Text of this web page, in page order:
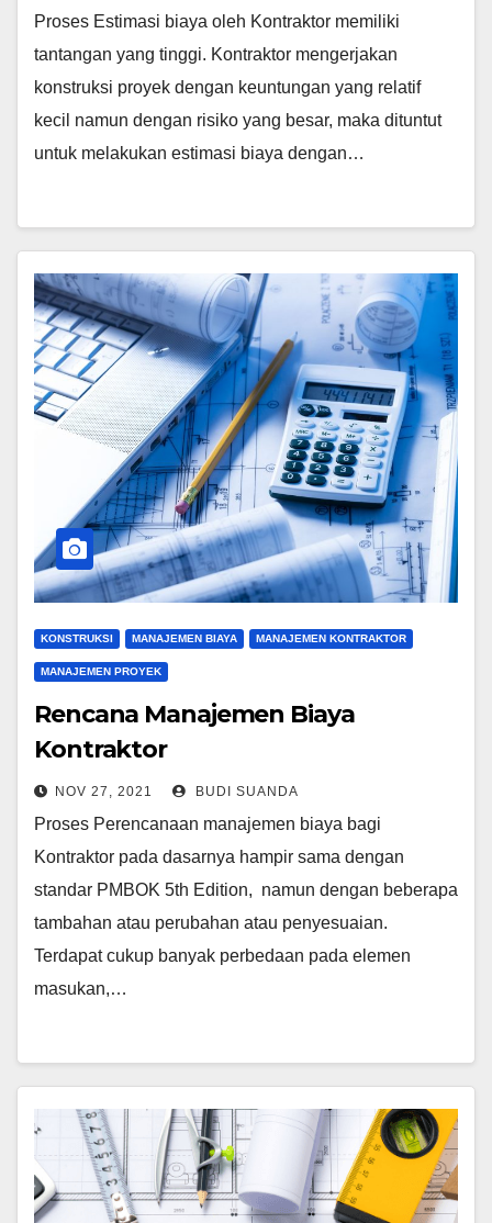
Proses Estimasi biaya oleh Kontraktor memiliki
tantangan yang tinggi. Kontraktor mengerjakan
konstruksi proyek dengan keuntungan yang relatif
kecil namun dengan risiko yang besar, maka dituntut
untuk melakukan estimasi biaya dengan…
KONSTRUKSI MANAJEMEN BIAYA MANAJEMEN KONTRAKTOR
MANAJEMEN PROYEK
Rencana Manajemen Biaya
Kontraktor
NOV 27, 2021 BUDI SUANDA
Proses Perencanaan manajemen biaya bagi
Kontraktor pada dasarnya hampir sama dengan
standar PMBOK 5th Edition, namun dengan beberapa
tambahan atau perubahan atau penyesuaian.
Terdapat cukup banyak perbedaan pada elemen
masukan,…